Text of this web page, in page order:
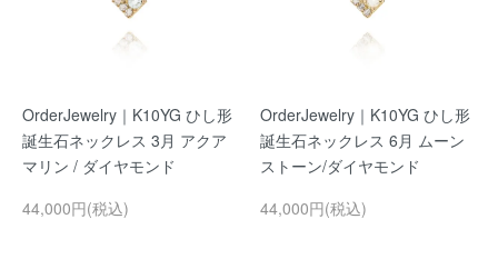
OrderJewelry｜K10YG ひし形
誕生石ネックレス 3月 アクア
マリン / ダイヤモンド
44,000円(税込)
OrderJewelry｜K10YG ひし形
誕生石ネックレス 6月 ムーン
ストーン/ダイヤモンド
44,000円(税込)